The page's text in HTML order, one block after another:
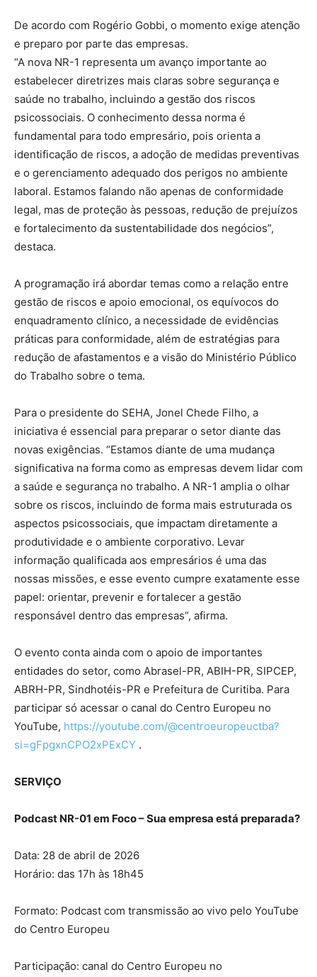
De acordo com Rogério Gobbi, o momento exige atenção
e preparo por parte das empresas.
“A nova NR-1 representa um avanço importante ao
estabelecer diretrizes mais claras sobre segurança e
saúde no trabalho, incluindo a gestão dos riscos
psicossociais. O conhecimento dessa norma é
fundamental para todo empresário, pois orienta a
identificação de riscos, a adoção de medidas preventivas
e o gerenciamento adequado dos perigos no ambiente
laboral. Estamos falando não apenas de conformidade
legal, mas de proteção às pessoas, redução de prejuízos
e fortalecimento da sustentabilidade dos negócios”,
destaca.
A programação irá abordar temas como a relação entre
gestão de riscos e apoio emocional, os equívocos do
enquadramento clínico, a necessidade de evidências
práticas para conformidade, além de estratégias para
redução de afastamentos e a visão do Ministério Público
do Trabalho sobre o tema.
Para o presidente do SEHA, Jonel Chede Filho, a
iniciativa é essencial para preparar o setor diante das
novas exigências. “Estamos diante de uma mudança
significativa na forma como as empresas devem lidar com
a saúde e segurança no trabalho. A NR-1 amplia o olhar
sobre os riscos, incluindo de forma mais estruturada os
aspectos psicossociais, que impactam diretamente a
produtividade e o ambiente corporativo. Levar
informação qualificada aos empresários é uma das
nossas missões, e esse evento cumpre exatamente esse
papel: orientar, prevenir e fortalecer a gestão
responsável dentro das empresas”, afirma.
O evento conta ainda com o apoio de importantes
entidades do setor, como Abrasel-PR, ABIH-PR, SIPCEP,
ABRH-PR, Sindhotéis-PR e Prefeitura de Curitiba. Para
participar só acessar o canal do Centro Europeu no
YouTube, https://youtube.com/@centroeuropeuctba?
si=gFpgxnCPO2xPExCY .
SERVIÇO
Podcast NR-01 em Foco – Sua empresa está preparada?
Data: 28 de abril de 2026
Horário: das 17h às 18h45
Formato: Podcast com transmissão ao vivo pelo YouTube
do Centro Europeu
Participação: canal do Centro Europeu no